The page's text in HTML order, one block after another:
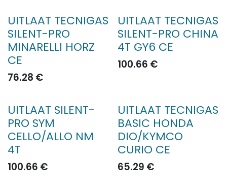
UITLAAT TECNIGAS
SILENT-PRO
MINARELLI HORZ
CE
76.28 €
UITLAAT TECNIGAS
SILENT-PRO CHINA
4T GY6 CE
100.66 €
UITLAAT SILENT-
PRO SYM
CELLO/ALLO NM
4T
100.66 €
UITLAAT TECNIGAS
BASIC HONDA
DIO/KYMCO
CURIO CE
65.29 €